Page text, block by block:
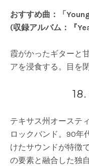
おすすめ曲：「
(収録アルバム：『
霞がかったギターと
アを浸食する。目を
テキサス州オーステ
ロックバンド。90年
けたサウンドが特徴
の要素と融合した独